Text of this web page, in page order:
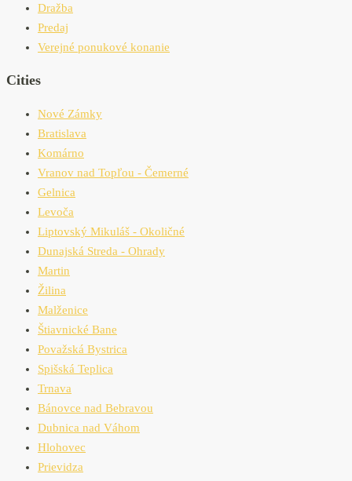
Dražba
Predaj
Verejné ponukové konanie
Cities
Nové Zámky
Bratislava
Komárno
Vranov nad Topľou - Čemerné
Gelnica
Levoča
Liptovský Mikuláš - Okoličné
Dunajská Streda - Ohrady
Martin
Žilina
Malženice
Štiavnické Bane
Považská Bystrica
Spišská Teplica
Trnava
Bánovce nad Bebravou
Dubnica nad Váhom
Hlohovec
Prievidza